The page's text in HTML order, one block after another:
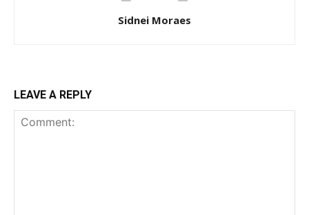
Sidnei Moraes
LEAVE A REPLY